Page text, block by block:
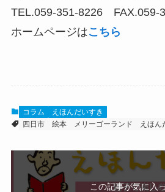
TEL.059-351-8226 FAX.059-
ホームページはこちら
コラム
えほんだいすき
四日市
絵本 メリーゴーランド えほん
この記事が気に入